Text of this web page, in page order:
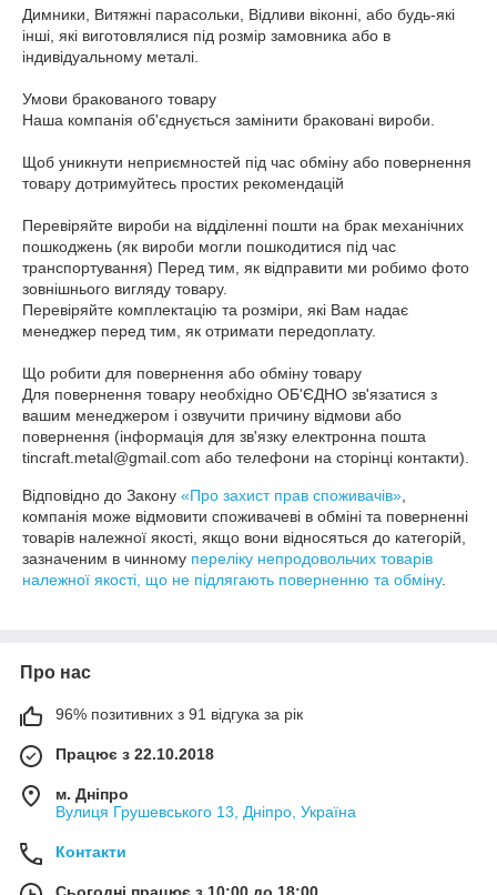
Димники, Витяжні парасольки, Відливи віконні, або будь-які
інші, які виготовлялися під розмір замовника або в
індивідуальному металі.
Умови бракованого товару
Наша компанія об'єднується замінити браковані вироби.
Щоб уникнути неприємностей під час обміну або повернення
товару дотримуйтесь простих рекомендацій
Перевіряйте вироби на відділенні пошти на брак механічних
пошкоджень (як вироби могли пошкодитися під час
транспортування) Перед тим, як відправити ми робимо фото
зовнішнього вигляду товару.
Перевіряйте комплектацію та розміри, які Вам надає
менеджер перед тим, як отримати передоплату.
Що робити для повернення або обміну товару
Для повернення товару необхідно ОБ'ЄДНО зв'язатися з
вашим менеджером і озвучити причину відмови або
повернення (інформація для зв'язку електронна пошта
tincraft.metal@gmail.com або телефони на сторінці контакти).
Відповідно до Закону «Про захист прав споживачів»
компанія може відмовити споживачеві в обміні та поверненні
товарів належної якості, якщо вони відносяться до категорій,
зазначеним в чинному переліку непродовольчих товарів
належної якості, що не підлягають поверненню та обміну.
Про нас
96% позитивних з 91 відгука за рік
Працює з 22.10.2018
м. Дніпро
Вулиця Грушевського 13, Дніпро, Україна
Контакти